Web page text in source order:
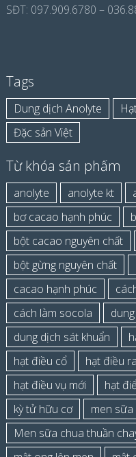
SĐT: 097.909.6780 –
Tags
Dung dịch Anolyte
Đặc sản Việt
Từ khóa sản phẩm
anolyte anolyte kt
bơ cacao hạnh phúc
bột cacao nguyên chất
bột gừng nguyên chất
cacao hạnh phúc
cách làm socola
dung dịch sát khuẩn
hạt điều cổ
hạt điều
hạt điều vụ mới
hạt
kỳ tử hữu cơ
men sữa
Men sữa chua thuần